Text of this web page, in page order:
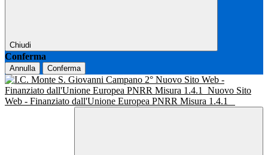
Chiudi
Conferma
Annulla Conferma
Nuovo Sito Web -
Finanziato dall'Unione Europea PNRR Misura 1.4.1
Nuovo Sito
Web - Finanziato dall'Unione Europea PNRR Misura 1.4.1